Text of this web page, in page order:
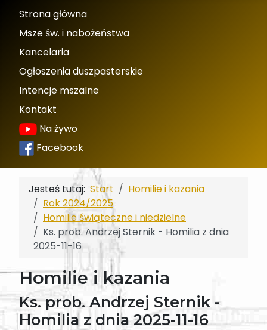
Strona główna
Msze św. i nabożeństwa
Kancelaria
Ogłoszenia duszpasterskie
Intencje mszalne
Kontakt
Na żywo
Facebook
Jesteś tutaj: Start
Homilie i kazania
Rok 2024/2025
Homilie świąteczne i niedzielne
Ks. prob. Andrzej Sternik - Homilia z dnia
2025-11-16
Homilie i kazania
Ks. prob. Andrzej Sternik -
Homilia z dnia 2025-11-16